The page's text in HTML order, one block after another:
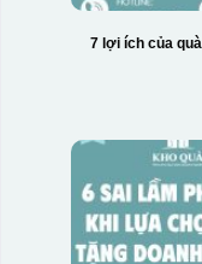
7 lợi ích của